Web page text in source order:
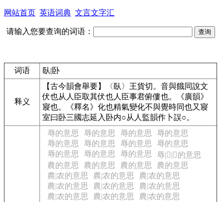
网站首页 英语词典 文言文字汇
请输入您要查询的词语：
词语 臥|卧
释义
【古今韻會舉要】〈臥〉王貨切。音與餓同說文
伏也从人臣取其伏也人臣事君俯僂也。《廣韻》
寢也。《釋名》化也精氣變化不與覺時同也又寢
室曰卧三國志延入卧内○从人監韻作卜誤○。
辱的意思 辱的意思 辱的意思
辱的意思
辱的意思
辱的意思 辱的意思
辱的意思
辱的意思
辱的意思 辱的意思
辱|𢛚|𢟲的意思
農的意思
農的意思 農的意思
農的意思
農|农的意思
農|农的意思
農|农的意思
農|农的意思
農|农的意思
農|农的意思
農|农的意思
農|农的意思
農|农的意思